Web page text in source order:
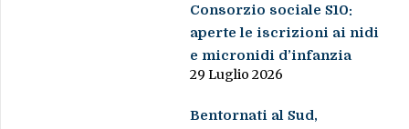
Consorzio sociale S10:
aperte le iscrizioni ai nidi
e micronidi d’infanzia
29 Luglio 2026
Bentornati al Sud,